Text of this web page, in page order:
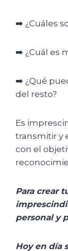
➡️ ¿Cuáles
➡️ ¿Cuál es
➡️ ¿Qué
del resto?
Es
transmitir y
con el
Para crear
personal y
Hoy en día